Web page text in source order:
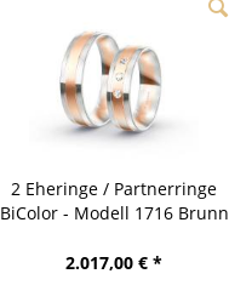
2 Eheringe / Partnerringe
BiColor - Modell 1716 Brunn
2.017,00 € *